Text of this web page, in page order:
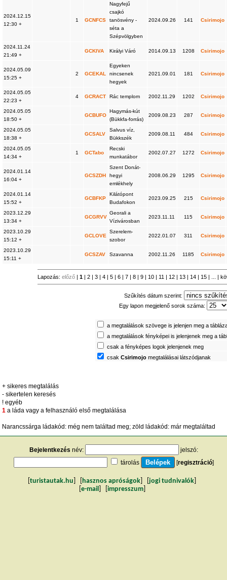
2024.12.15
12:30 +
1 GCNFCS
Nagyfejű
csajkó
tanösvény -
séta a
Szépvölgyben
2024.09.26 141 Csirimojo
2024.11.24
21:49 +
GCKIVA Királyi Váró 2014.09.13 1208 Csirimojo
2024.05.09
15:25 +
2 GCEKAL
Egyeken
nincsenek
hegyek
2021.09.01 181 Csirimojo
2024.05.05
22:23 +
4 GCRACT Rác templom 2002.11.29 1202 Csirimojo
2024.05.05
18:50 +
GCBUFO
Hagymás-kút
(Bükkfa-forrás)
2009.08.23 287 Csirimojo
2024.05.05
18:38 +
GCSALV
Salvus víz,
Bükkszék
2009.08.11 484 Csirimojo
2024.05.05
14:34 +
1 GCTabo
Recski
munkatábor
2002.07.27 1272 Csirimojo
2024.01.14
16:04 +
GCSZDH
Szent Donát-
hegyi
emlékhely
2008.06.29 1295 Csirimojo
2024.01.14
15:52 +
GCBFKP
Kilátópont
Budafokon
2023.09.25 215 Csirimojo
2023.12.29
13:34 +
GCGRVV
Georali a
Vízivárosban
2023.11.11 115 Csirimojo
2023.10.29
15:12 +
GCLOVE
Szerelem-
szobor
2022.01.07 311 Csirimojo
2023.10.29
15:11 +
GCSZAV Szavanna 2002.11.26 1185 Csirimojo
Lapozás:előző |1 | 2 | 3 | 4 | 5 | 6 | 7 | 8 | 9 | 10 | 11 | 12 | 13 | 14 | 15 | ... |
Szűkítés dátum szerint:
Egy lapon megjelenő sorok száma:
a megtalálások szövege is jelenjen meg a
a megtalálások fényképei is jelenjenek meg a
csak a fényképes logok jelenjenek meg
csakCsirimojo megtalálásai látszódjanak
+ sikeres megtalálás
- sikertelen keresés
! egyéb
1 a láda vagy a felhasználó első megtalálása
Narancssárga ládakód: még nem találtad meg; zöld ládakód: már megtaláltad
Bejelentkezés név:
jelszó:
tárolás
[regisztráció]
turistautak.hu hasznos apróságok jogi tudnivalók
e-mail impresszum]